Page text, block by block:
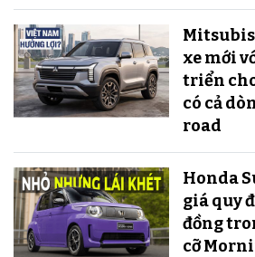
xe mới
triển
có cả
road
Honda
giá quy
đồng
cỡ